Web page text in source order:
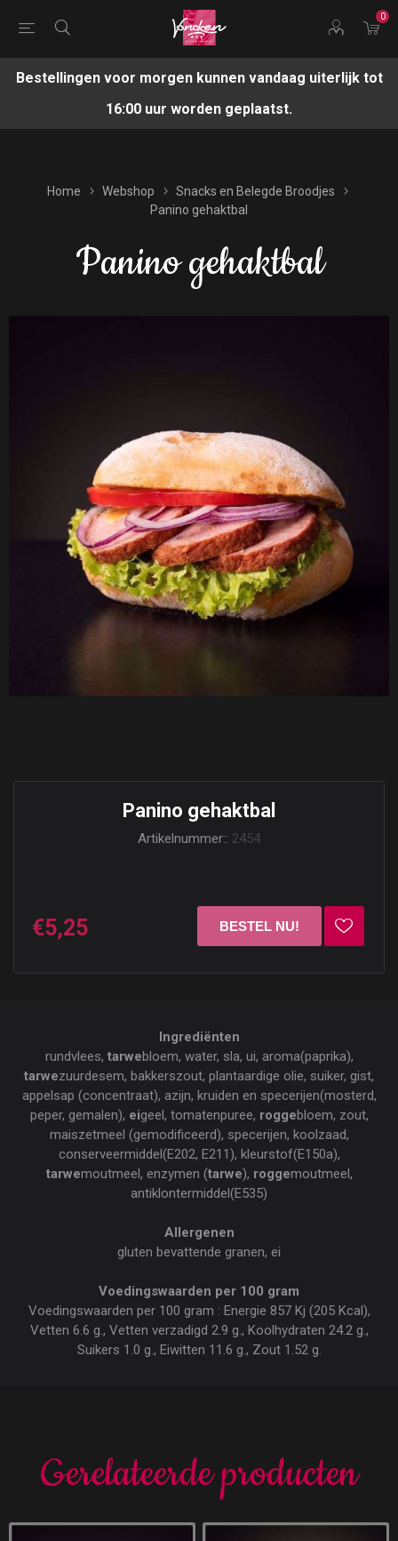
0
Bestellingen voor morgen kunnen vandaag uiterlijk tot
16:00 uur worden geplaatst.
Home Webshop
Snacks en Belegde Broodjes
Panino gehaktbal
Panino gehaktbal
Panino gehaktbal
Artikelnummer:: 2454
€5,25
Ingrediënten
rundvlees, tarwebloem, water, sla, ui, aroma(paprika),
tarwezuurdesem, bakkerszout, plantaardige olie, suiker, gist,
appelsap (concentraat), azijn, kruiden en specerijen(mosterd,
peper, gemalen), eigeel, tomatenpuree, roggebloem, zout,
maiszetmeel (gemodificeerd), specerijen, koolzaad,
conserveermiddel(E202, E211), kleurstof(E150a),
tarwemoutmeel, enzymen (tarwe), roggemoutmeel,
antiklontermiddel(E535)
Allergenen
gluten bevattende granen, ei
Voedingswaarden per 100 gram
Voedingswaarden per 100 gram : Energie 857 Kj (205 Kcal),
Vetten 6.6 g., Vetten verzadigd 2.9 g., Koolhydraten 24.2 g.,
Suikers 1.0 g., Eiwitten 11.6 g., Zout 1.52 g.
Gerelateerde producten